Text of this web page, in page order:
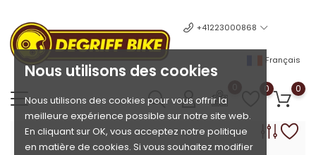
Nous utilisons des cookies
Nous utilisons des cookies pour vous offrir la
meilleure expérience possible sur notre site web.
En cliquant sur OK, vous acceptez notre politique
en matière de cookies. Si vous souhaitez modifier
+41223000868
Français
0 0